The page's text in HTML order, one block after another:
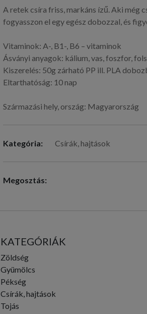
A retek csíra friss, markáns ízű. Aki még
fogyasszon el egy egész dobozzal, és
Vitaminok: A-, B1-, B6 – vitaminok
Ásványi anyagok: kálium, vas, foszfor,
Kiszerelés: 50g zárható PP ill. PLA
Eltarthatóság: 10 nap
Származási hely, ország: Magyarország
Kategória: Csírák, hajtások
Megosztás:
KATEGÓRIÁK
Zöldség
Gyümölcs
Pékség
Csírák, hajtások
Tojás